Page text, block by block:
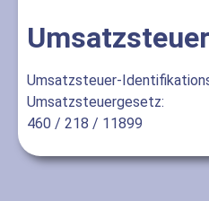
Umsatzsteuer-
Umsatzsteuergesetz:
460 / 218 / 11899